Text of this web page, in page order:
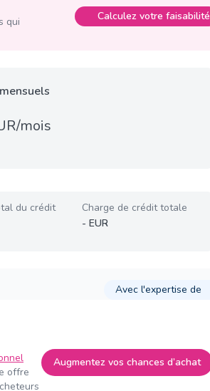
qui
Calculez votre faisabilité
mois
du crédit
Charge de crédit totale
- EUR
Avec l'expertise de
offre
Augmentez vos chances d’achat